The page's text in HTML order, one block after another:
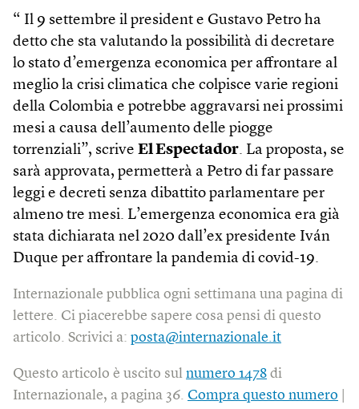
“ Il 9 settembre il president e Gustavo Petro ha
detto che sta valutando la possibilità di decretare
lo stato d’emergenza economica per affrontare al
meglio la crisi climatica che colpisce varie regioni
della Colombia e potrebbe aggravarsi nei prossimi
mesi a causa dell’aumento delle piogge
torrenziali”, scrive El Espectador. La proposta, se
sarà approvata, permetterà a Petro di far passare
leggi e decreti senza dibattito parlamentare per
almeno tre mesi. L’emergenza economica era già
stata dichiarata nel 2020 dall’ex presidente Iván
Duque per affrontare la pandemia di covid-19.
Internazionale pubblica ogni settimana una pagina di
lettere. Ci piacerebbe sapere cosa pensi di questo
articolo. Scrivici a: posta@internazionale.it
Questo articolo è uscito sul numero 1478 di
Internazionale, a pagina 36. Compra questo numero